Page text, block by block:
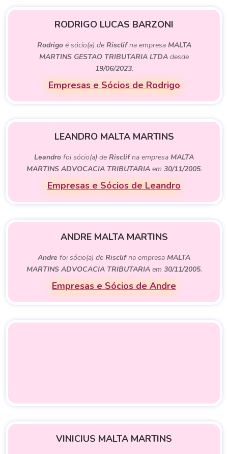
RODRIGO LUCAS BARZONI
Rodrigoé sócio(a) de Risclifna empresa MALTA
MARTINS GESTAO TRIBUTARIA LTDA desde
19/06/2023.
Empresas e Sócios de Rodrigo
LEANDRO MALTA MARTINS
Leandro foi sócio(a) de Risclifna empresa MALTA
MARTINS ADVOCACIA TRIBUTARIAem 30/11/2005.
Empresas e Sócios de Leandro
ANDRE MALTA MARTINS
Andre foi sócio(a) de Risclifna empresa MALTA
MARTINS ADVOCACIA TRIBUTARIAem 30/11/2005.
Empresas e Sócios de Andre
VINICIUS MALTA MARTINS